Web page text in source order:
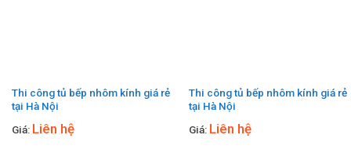
Thi công tủ bếp nhôm kính giá rẻ
tại Hà Nội
Giá: Liên hệ
Thi công tủ bếp nhôm kính giá rẻ
tại Hà Nội
Giá: Liên hệ